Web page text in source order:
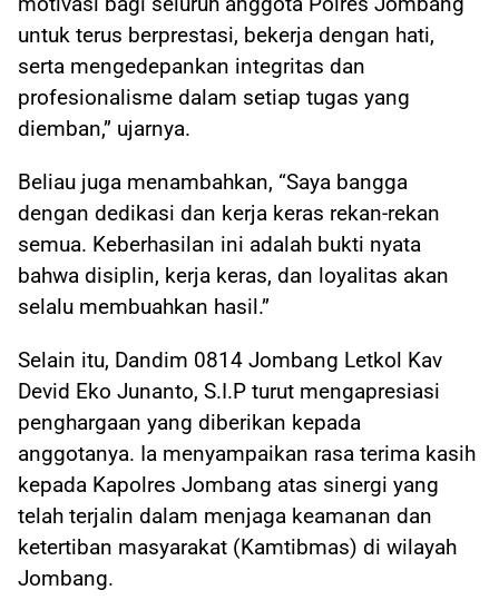
untuk terus berprestasi, bekerja dengan hati,
serta mengedepankan integritas dan
profesionalisme dalam setiap tugas yang
diemban,” ujarnya.
Beliau juga menambahkan, “Saya bangga
dengan dedikasi dan kerja keras rekan-rekan
semua. Keberhasilan ini adalah bukti nyata
bahwa disiplin, kerja keras, dan loyalitas akan
selalu membuahkan hasil.”
Selain itu, Dandim 0814 Jombang Letkol Kav
Devid Eko Junanto, S.I.P turut mengapresiasi
penghargaan yang diberikan kepada
anggotanya. Ia menyampaikan rasa terima kasih
kepada Kapolres Jombang atas sinergi yang
telah terjalin dalam menjaga keamanan dan
ketertiban masyarakat (Kamtibmas) di wilayah
Jombang.